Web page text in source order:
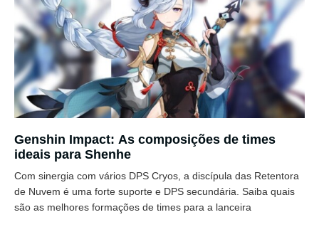
Genshin Impact: As composições de times
ideais para Shenhe
Com sinergia com vários DPS Cryos, a discípula das Retentora
de Nuvem é uma forte suporte e DPS secundária. Saiba quais
são as melhores formações de times para a lanceira